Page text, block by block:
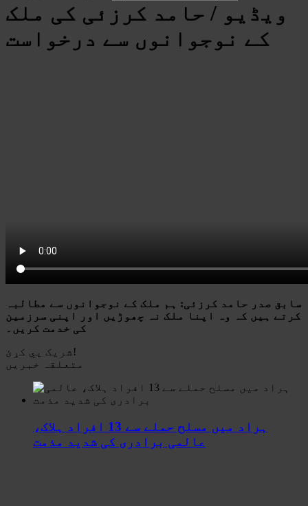
ویڈیو / حامد کرزئی کی ملک
کے نوجوانوں سے درخواست
سابق صدر حامد کرزئی: ہم ملک کے نوجوانوں سے مطالبہ
کرتے ہیں کہ وہ اپنا ملک نہ چھوڑیں اور اپنی سرزمین
کی خدمت کریں۔
شریک یي کړئ!
متعلقہ خبریں
ہراد میں مسلح حملے سے 13 افراد ہلاک،
عالمی برادری کی شدید مذمت